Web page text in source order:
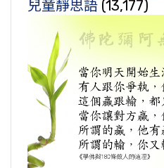
兒童靜思語 (13,177)